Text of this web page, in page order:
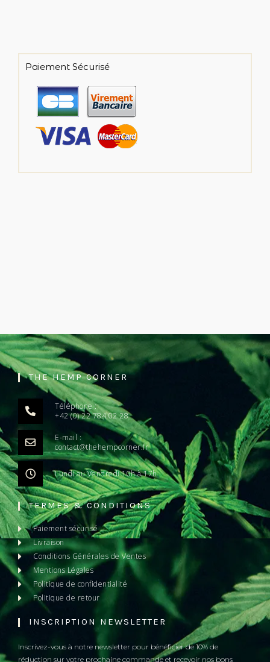
Paiement Sécurisé
THE HEMP CORNER
Téléphone :
+42 (0) 22 784 02 28
E-mail :
contact@thehempcorner.fr
Lundi au Vendredi 10h à 17h
TERMES & CONDITIONS
Paiement sécurisé
Livraison
Conditions Générales de Ventes
Mentions Légales
Politique de confidentialité
Politique de retour
INSCRIPTION NEWSLETTER
Inscrivez-vous à notre newsletter pour bénéficier de 10% de
réduction sur votre prochaine commande et recevoir nos bons